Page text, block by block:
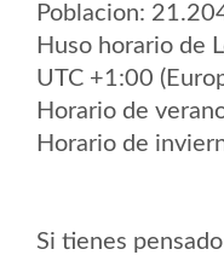
Poblacion:
Huso horario de
UTC +1:00
Horario de
Horario de
Si tienes